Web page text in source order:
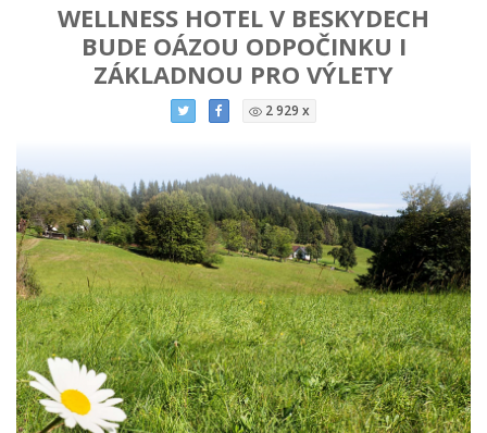
WELLNESS HOTEL V BESKYDECH
BUDE OÁZOU ODPOČINKU I
ZÁKLADNOU PRO VÝLETY
2 929 x